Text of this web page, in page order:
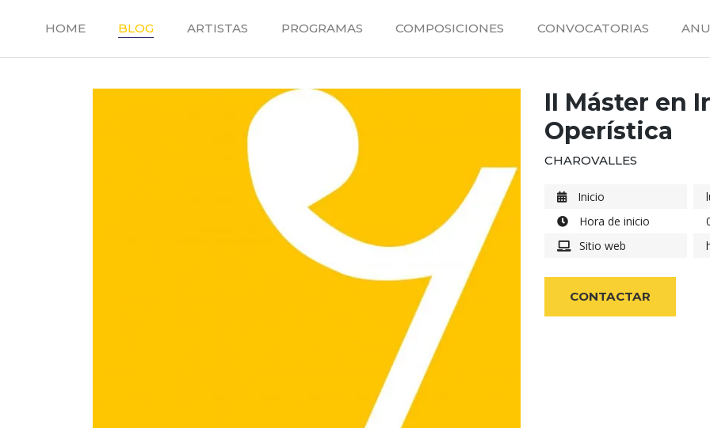
HOME BLOG ARTISTAS PROGRAMAS COMPOSICIONES CONVOCATORIAS
II Máster en
Operística
CHAROVALLES
Inicio
Hora de inicio
Sitio web
CONTACTAR